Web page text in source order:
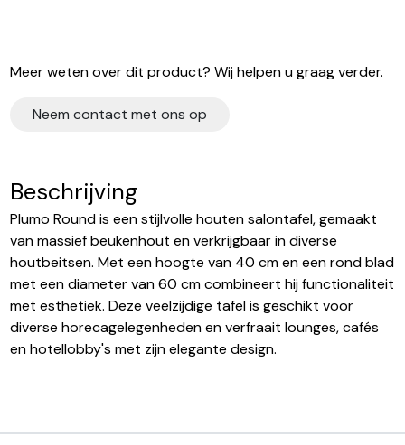
Meer weten over dit product? Wij helpen u graag verder.
Neem contact met ons op
Beschrijving
Plumo Round is een stijlvolle houten salontafel, gemaakt
van massief beukenhout en verkrijgbaar in diverse
houtbeitsen. Met een hoogte van 40 cm en een rond blad
met een diameter van 60 cm combineert hij functionaliteit
met esthetiek. Deze veelzijdige tafel is geschikt voor
diverse horecagelegenheden en verfraait lounges, cafés
en hotellobby's met zijn elegante design.